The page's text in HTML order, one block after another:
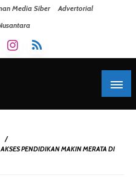
Media Siber
Advertorial
PENDIDIKAN MAKIN MERATA DI